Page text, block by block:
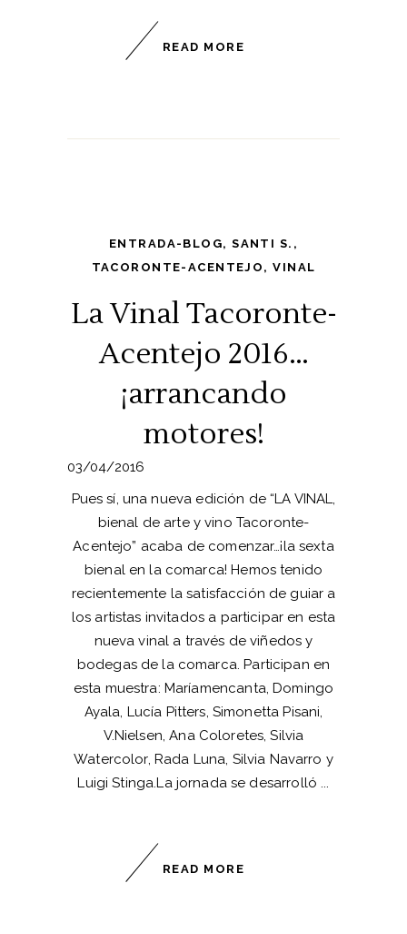
READ MORE
ENTRADA-BLOG,SANTI S. ,
TACORONTE-ACENTEJO ,VINAL
La Vinal Tacoronte-
Acentejo 2016…
¡arrancando
motores!
03/04/2016
Pues sí, una nueva edición de “LA VINAL,
bienal de arte y vino Tacoronte-
Acentejo” acaba de comenzar…¡la sexta
bienal en la comarca! Hemos tenido
recientemente la satisfacción de guiar a
los artistas invitados a participar en esta
nueva vinal a través de viñedos y
bodegas de la comarca. Participan en
esta muestra: Maríamencanta, Domingo
Ayala, Lucía Pitters, Simonetta Pisani,
V.Nielsen, Ana Coloretes, Silvia
Watercolor, Rada Luna, Silvia Navarro y
Luigi Stinga.La jornada se desarrolló
READ MORE